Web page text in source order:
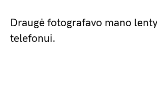
Draugė fotografavo mano
telefonui.